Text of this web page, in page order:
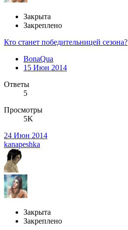
Закрыта
Закреплено
Кто станет победительницей сезона?
BonaQua
15 Июн 2014
Ответы
5
Просмотры
5K
24 Июн 2014
kanapeshka
Закрыта
Закреплено